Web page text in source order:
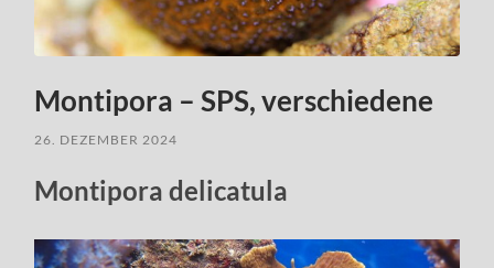
Montipora – SPS, verschiedene
26. DEZEMBER 2024
Montipora delicatula